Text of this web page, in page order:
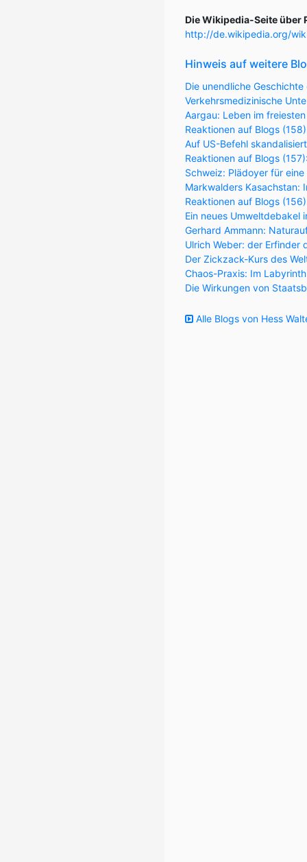
Die Wikipedia-Seite über
http://de.wikipedia.org/
Hinweis auf weitere
Die unendliche
Verkehrsmedizinische
Aargau: Leben im
Reaktionen auf Blogs
Auf US-Befehl
Reaktionen auf Blogs
Schweiz: Plädoyer für
Markwalders Kasachstan:
Reaktionen auf Blogs
Ein neues Umweltdebakel
Gerhard Ammann:
Ulrich Weber: der Erfinder
Der Zickzack-Kurs des
Chaos-Praxis: Im
Die Wirkungen von
Alle Blogs von Hess